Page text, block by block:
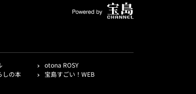
otona ROSY
しの本
宝島すごい！WEB